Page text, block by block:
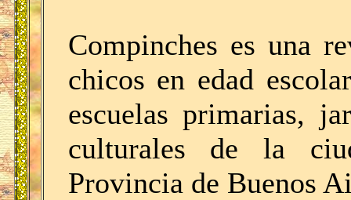
Compinches es una
chicos en edad
escuelas primarias,
culturales de la
Provincia de Buenos